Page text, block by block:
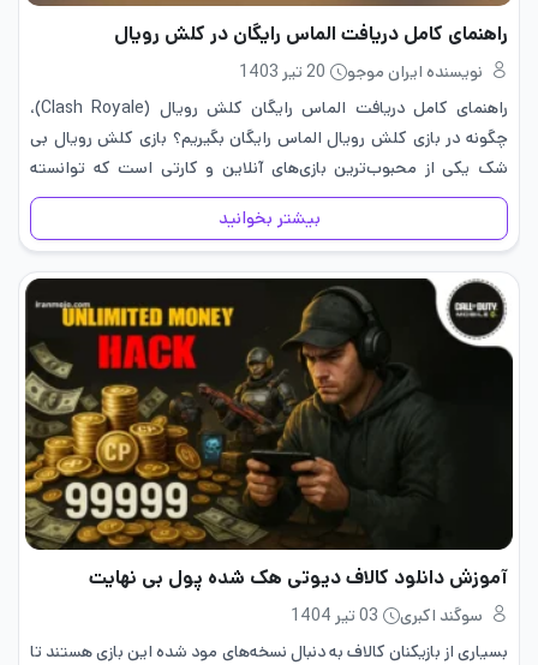
راهنمای کامل دریافت الماس رایگان در کلش رویال
نویسنده ایران موجو
20 تیر 1403
راهنمای کامل دریافت الماس رایگان کلش رویال (Clash Royale)،
چگونه در بازی کلش رویال الماس رایگان بگیریم؟ بازی کلش رویال بی
شک یکی از محبوب‌ترین بازی‌های آنلاین و کارتی است که توانسته
جایگاه بسیار خوبی را در بین گیمرهای بازی‌های…
بیشتر بخوانید
آموزش دانلود کالاف دیوتی هک شده پول بی نهایت
سوگند اکبری
03 تیر 1404
بسیاری از بازیکنان کالاف به دنبال نسخه‌های مود شده این بازی هستند تا